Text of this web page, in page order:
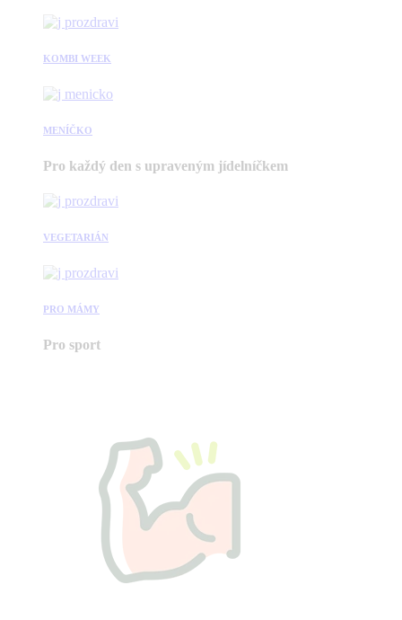
KOMBI WEEK
MENÍČKO
Pro každý den s upraveným jídelníčkem
VEGETARIÁN
PRO MÁMY
Pro sport